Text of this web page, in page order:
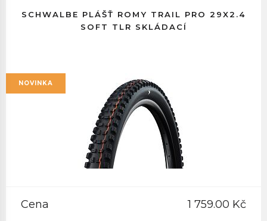
SCHWALBE PLÁŠŤ ROMY TRAIL PRO 29X2.4
SOFT TLR SKLÁDACÍ
NOVINKA
Cena 1 759.00 Kč